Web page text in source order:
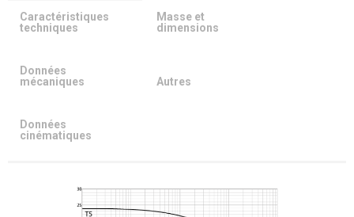
Caractéristiques
techniques
Masse et
dimensions
Données
mécaniques
Autres
Données
cinématiques